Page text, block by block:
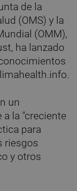
de la
(OMS) y la
(OMM),
ha lanzado
un
la "creciente
para
riesgos
y otros